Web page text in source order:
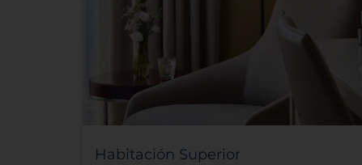
Habitación Superior